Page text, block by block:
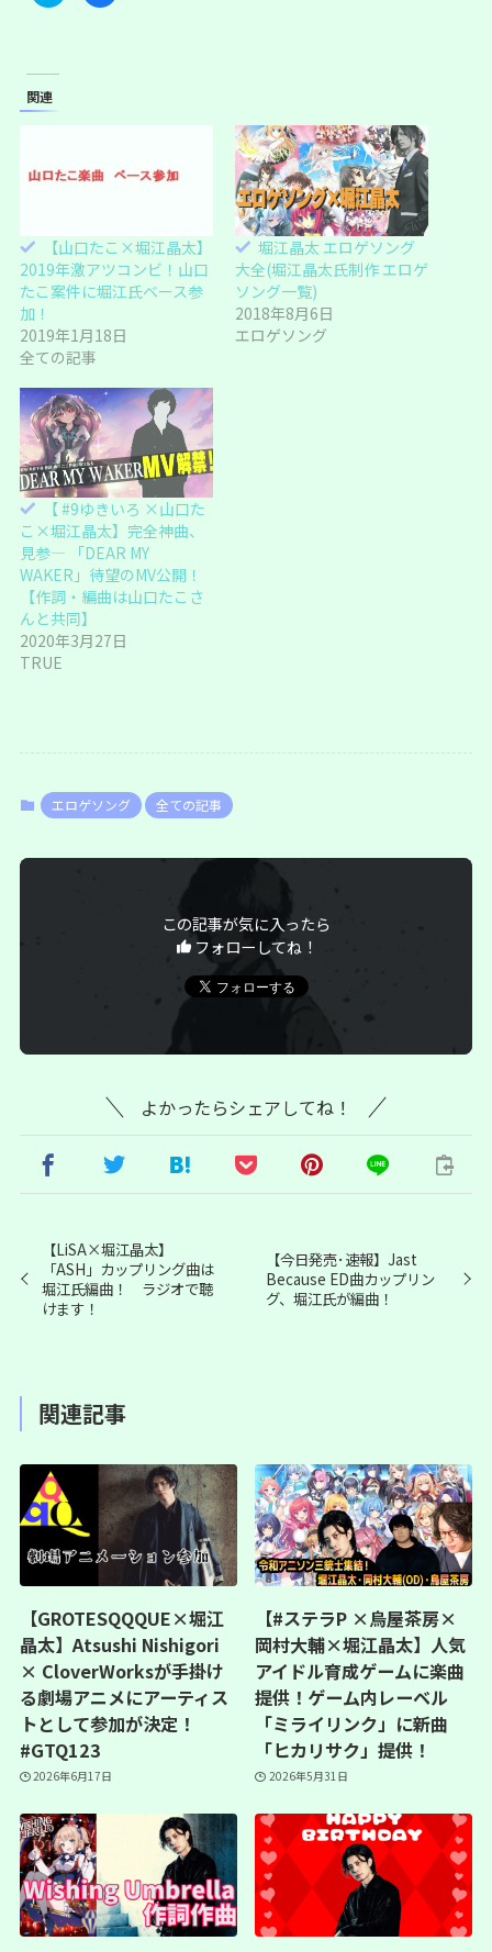
w
共
有
い
ウ
ィ
ン
ド
ウ
開
き
ま
す
は
ク
て
く
だ
さ
い
新
し
ン
ド
ウ
開
き
ま
す
)
関連
【山口たこ×堀江晶太】
2019年激アツコンビ！山口
たこ案件に堀江氏ベース参
加！
2019年1月18日
全ての記事
堀江晶太 エロゲソング
大全(堀江晶太氏制作 エロゲ
ソング一覧)
2018年8月6日
エロゲソング
【 #9ゆきいろ ×山口た
こ×堀江晶太】完全神曲、
見参― 「DEAR MY
WAKER」待望のMV公開！
【作詞・編曲は山口たこさ
んと共同】
2020年3月27日
TRUE
エロゲソング 全ての記事
この記事が気に入ったら
フォローしてね！
よかったらシェアしてね！
【LiSA×堀江晶太】
「ASH」カップリング曲は
堀江氏編曲！ ラジオで聴
けます！
【今日発売･速報】Jast
Because ED曲カップリン
グ、堀江氏が編曲！
関連記事
【GROTESQQQUE×堀江
晶太】Atsushi Nishigori
× CloverWorksが手掛け
る劇場アニメにアーティス
トとして参加が決定！
#GTQ123
2026年6月17日
【#ステラP ×烏屋茶房×
岡村大輔×堀江晶太】人気
アイドル育成ゲームに楽曲
提供！ゲーム内レーベル
「ミライリンク」に新曲
「ヒカリサク」提供！
2026年5月31日